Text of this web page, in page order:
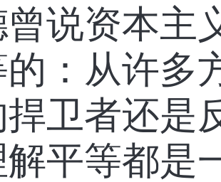
曾说资本主
：从许多
卫者还是
平等都是